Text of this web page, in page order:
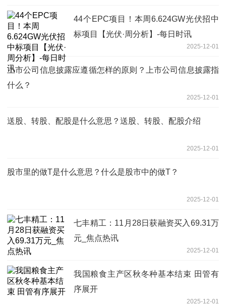
44个EPC项目！本周6.624GW光伏招中
标项目【光伏·周分析】-每日时讯
2025-12-01
上市公司信息披露应遵循怎样的原则？上市公司信息披露指
什么？
2025-12-01
送股、转股、配股是什么意思？送股、转股、配股介绍
2025-12-01
股市里的做T是什么意思？什么是股市中的做T？
2025-12-01
七丰精工：11月28日获融资买入69.31万
元_焦点热讯
2025-12-01
我国粮食主产区秋冬种基本结束 田管有
序展开
2025-12-01